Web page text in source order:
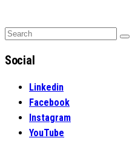
Search
Social
Linkedin
Facebook
Instagram
YouTube